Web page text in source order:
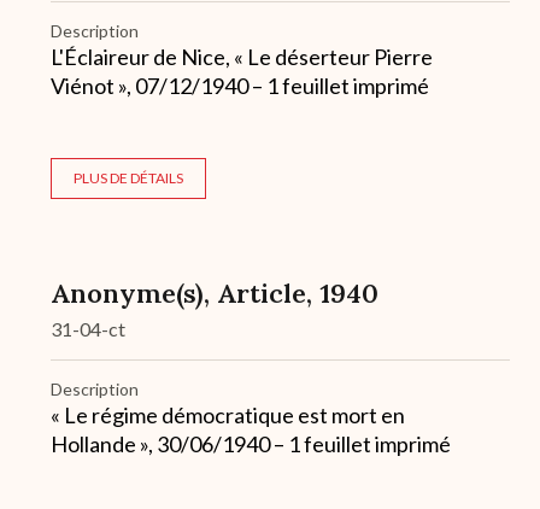
Description
L'Éclaireur de Nice, « Le déserteur Pierre
Viénot », 07/12/1940 – 1 feuillet imprimé
PLUS DE DÉTAILS
Anonyme(s), Article, 1940
31-04-ct
Description
« Le régime démocratique est mort en
Hollande », 30/06/1940 – 1 feuillet imprimé